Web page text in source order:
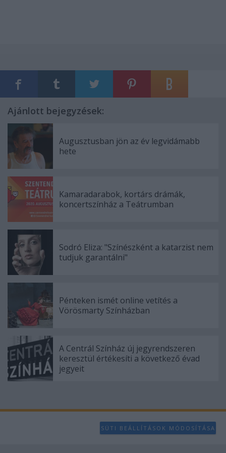
Ajánlott bejegyzések:
Augusztusban jön az év legvidámabb
hete
Kamaradarabok, kortárs drámák,
koncertszínház a Teátrumban
Sodró Eliza: "Színészként a katarzist nem
tudjuk garantálni"
Pénteken ismét online vetítés a
Vörösmarty Színházban
A Centrál Színház új jegyrendszeren
keresztül értékesíti a következő évad
jegyeit
SÜTI BEÁLLÍTÁSOK MÓDOSÍTÁSA